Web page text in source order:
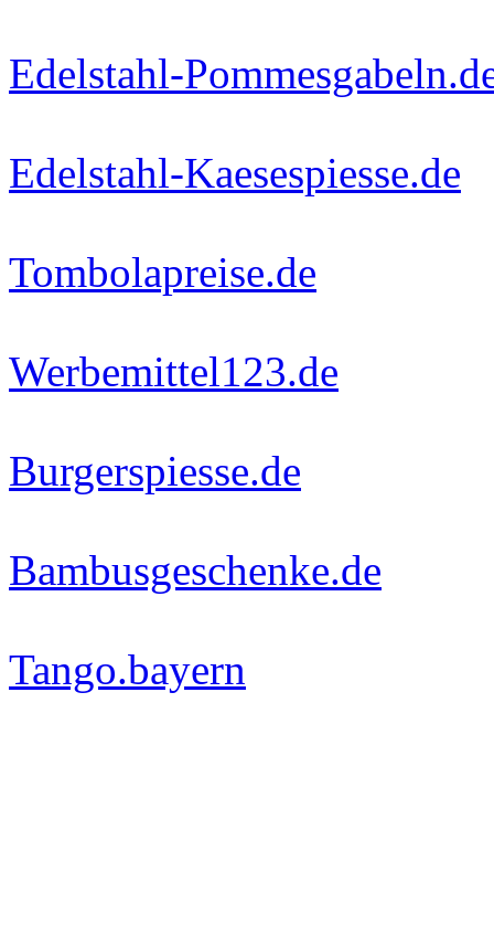
Edelstahl-
Edelstahl-Kaesespiesse.de
Tombolapreise.de
Werbemittel123.de
Burgerspiesse.de
Bambusgeschenke.de
Tango.bayern